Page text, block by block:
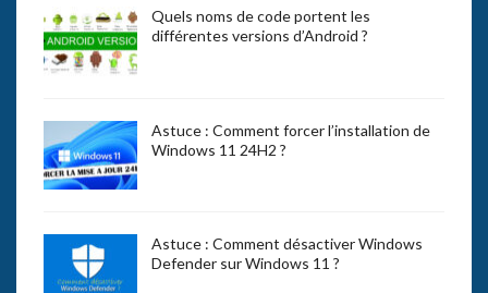
Quels noms de code portent les
différentes versions d’Android ?
Astuce : Comment forcer l’installation de
Windows 11 24H2 ?
Astuce : Comment désactiver Windows
Defender sur Windows 11 ?